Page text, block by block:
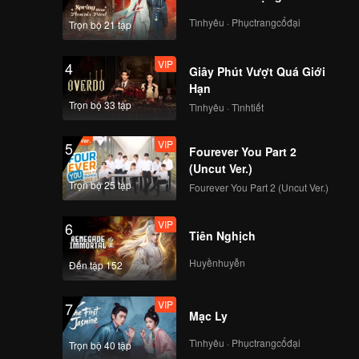
mà
Trọn bộ 21 tập Tìnhyêu · Phụctrangcổđại
4
Trọn bộ 33 tập
VIP
Giây Phút Vượt Quá Giới
Hạn
Tìnhyêu · Tìnhtiết
5
Trọn bộ 25 tập
VIP
Fourever You Part 2
(Uncut Ver.)
Fourever You Part 2 (Uncut Ver.)
6
Đến tập 152
VIP
Tiên Nghịch
Huyềnhuyễn
7
Trọn bộ 40 tập
VIP
Mạc Ly
Tìnhyêu · Phụctrangcổđại